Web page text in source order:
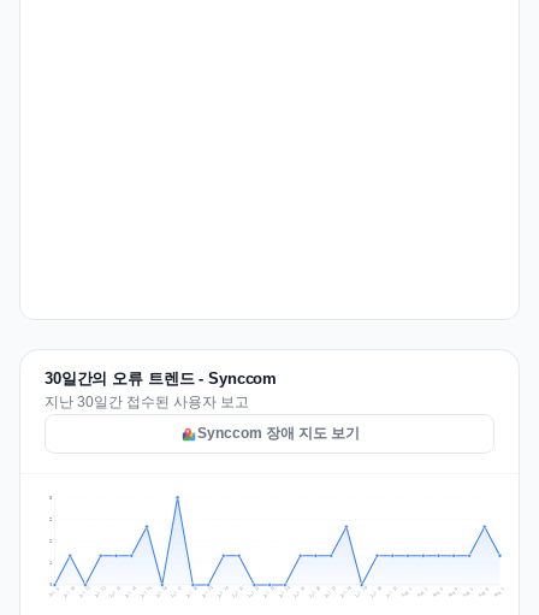
30일간의 오류 트렌드 - Synccom
지난 30일간 접수된 사용자 보고
Synccom 장애 지도 보기
1
2
2
3
Jul 9 Jul 10 Jul 11 Jul 12 Jul 13 Jul 14 Jul 15 Jul 16 Jul 17 Jul 18 Jul 19 Jul 20 Jul 21 Jul 22 Jul 23 Jul 24 Jul 25 Jul 26 Jul 27 Jul 28 Jul 29 Jul 30 Jul 31 Aug 1 Aug 2 Aug 3 Aug 4 Aug 5 Aug 6 Aug 7